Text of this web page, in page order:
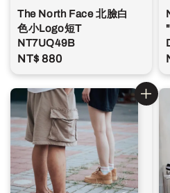
The North Face 北臉白
色小Logo短T
NT7UQ49B
Regular
price
NT$ 880